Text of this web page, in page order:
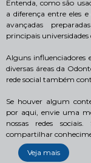
Entenda, como são
a diferença entre eles
avançadas
principais universidades
Alguns influenciadores
diversas áreas da
rede social também
Se houver algum
por aqui, envie uma
nossas redes
compartilhar
Veja mais